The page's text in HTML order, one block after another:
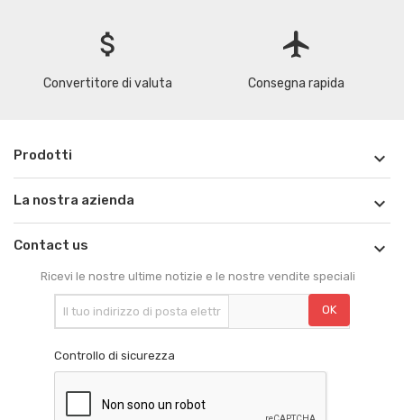
attach_money
Convertitore di valuta
flight
Consegna rapida
Prodotti 
La nostra azienda 
Contact us 
Ricevi le nostre ultime notizie e le nostre vendite speciali
Controllo di sicurezza